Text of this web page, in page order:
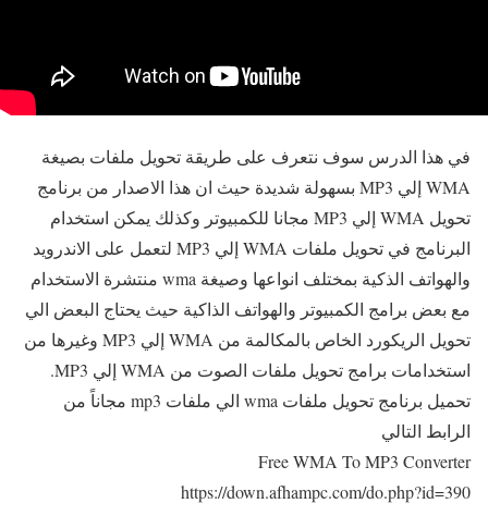
في هذا الدرس سوف نتعرف على طريقة تحويل ملفات بصيغة
WMA إلي MP3 بسهولة شديدة حيث ان هذا الاصدار من برنامج
تحويل WMA إلي MP3 مجانا للكمبيوتر وكذلك يمكن استخدام
البرنامج في تحويل ملفات WMA إلي MP3 لتعمل على الاندرويد
والهواتف الذكية بمختلف انواعها وصيغة wma منتشرة الاستخدام
مع بعض برامج الكمبيوتر والهواتف الذاكية حيث يحتاج البعض الي
تحويل الريكورد الخاص بالمكالمة من WMA إلي MP3 وغيرها من
استخدامات برامج تحويل ملفات الصوت من WMA إلي MP3.
تحميل برنامج تحويل ملفات wma الي ملفات mp3 مجاناً من
الرابط التالي
Free WMA To MP3 Converter
https://down.afhampc.com/do.php?id=390